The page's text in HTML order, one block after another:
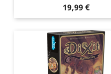
Prix
19,99 €